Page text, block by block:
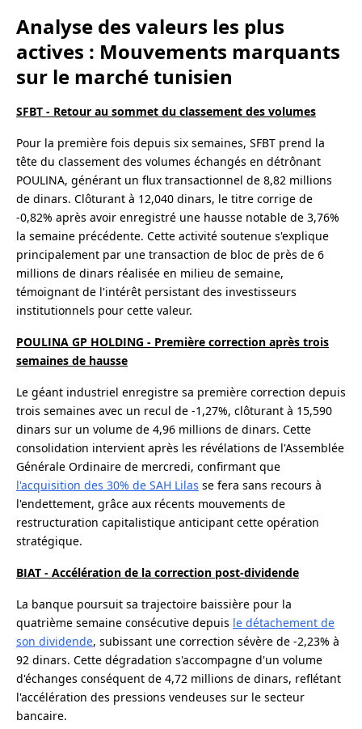
Analyse des valeurs les plus
actives : Mouvements marquants
sur le marché tunisien
SFBT - Retour au sommet du classement des volumes
Pour la première fois depuis six semaines, SFBT prend la
tête du classement des volumes échangés en détrônant
POULINA, générant un flux transactionnel de 8,82 millions
de dinars. Clôturant à 12,040 dinars, le titre corrige de
-0,82% après avoir enregistré une hausse notable de 3,76%
la semaine précédente. Cette activité soutenue s'explique
principalement par une transaction de bloc de près de 6
millions de dinars réalisée en milieu de semaine,
témoignant de l'intérêt persistant des investisseurs
institutionnels pour cette valeur.
POULINA GP HOLDING - Première correction après trois
semaines de hausse
Le géant industriel enregistre sa première correction depuis
trois semaines avec un recul de -1,27%, clôturant à 15,590
dinars sur un volume de 4,96 millions de dinars. Cette
consolidation intervient après les révélations de l'Assemblée
Générale Ordinaire de mercredi, confirmant que
l'acquisition des 30% de SAH Lilas se fera sans recours à
l'endettement, grâce aux récents mouvements de
restructuration capitalistique anticipant cette opération
stratégique.
BIAT - Accélération de la correction post-dividende
La banque poursuit sa trajectoire baissière pour la
quatrième semaine consécutive depuis le détachement de
son dividende, subissant une correction sévère de -2,23% à
92 dinars. Cette dégradation s'accompagne d'un volume
d'échanges conséquent de 4,72 millions de dinars, reflétant
l'accélération des pressions vendeuses sur le secteur
bancaire.